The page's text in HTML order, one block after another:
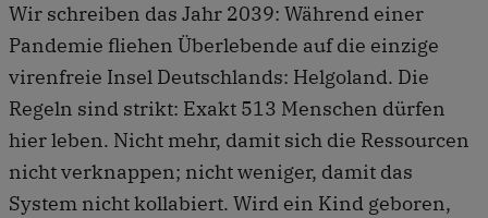
Wir schreiben das Jahr 2039: Während einer
Pandemie fliehen Überlebende auf die einzige
virenfreie Insel Deutschlands: Helgoland. Die
Regeln sind strikt: Exakt 513 Menschen dürfen
hier leben. Nicht mehr, damit sich die Ressourcen
nicht verknappen; nicht weniger, damit das
System nicht kollabiert. Wird ein Kind geboren,